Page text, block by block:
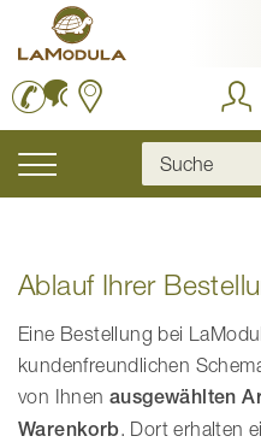
Inhalt
springen
Navigation
Ablauf Ihrer
Eine Bestellung bei
kundenfreundlichen
von Ihnenausgewählten
Warenkorb. Dort erhalten